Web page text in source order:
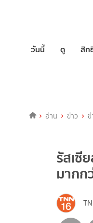
วันนี้ ดู สิท
อ่าน ข่าว
รัสเซี
มากก